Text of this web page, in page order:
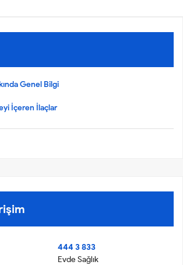
Genel Bilgi
İçeren İlaçlar
444 3 833
Evde Sağlık